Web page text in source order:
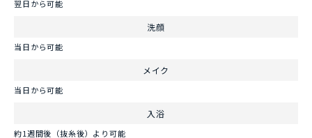
翌日から可能
洗顔
当日から可能
メイク
当日から可能
入浴
約1週間後（抜糸後）より可能